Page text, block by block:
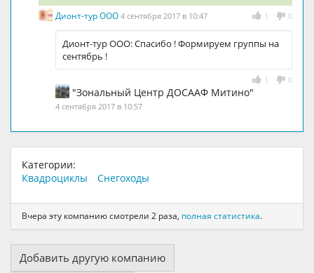
1 0
Дионт-тур ООО 4 сентября 2017 в 10:47
Дионт-тур ООО: Спасибо ! Формируем группы на
сентябрь !
1 0
"Зональный Центр ДОСААФ Митино"
4 сентября 2017 в 10:57
Категории:
Квадроциклы
Снегоходы
Вчера эту компанию смотрели 2 раза, полная статистика.
Добавить другую компанию